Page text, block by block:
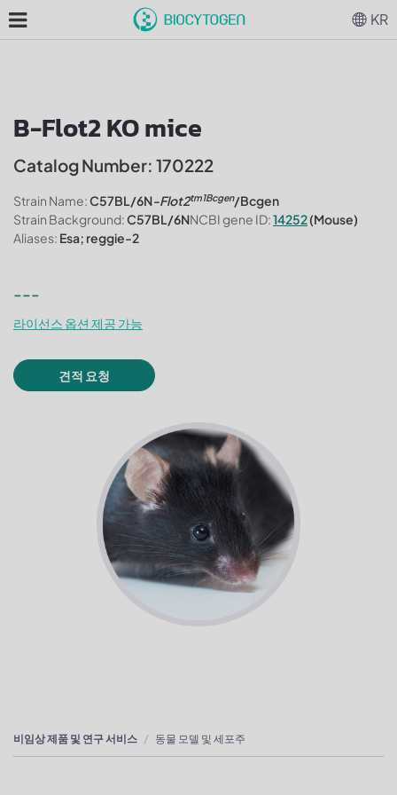
B-Flot2 KO mice
Catalog Number: 170222
Strain Name:C57BL/6N-Flot2tm1Bcgen/Bcgen
Strain Background:C57BL/6NNCBI gene ID:14252(Mouse)
Aliases: Esa; reggie-2
---
라이선스 옵션 제공 가능
견적 요청
비임상 제품 및 연구 서비스 동물 모델 및 세포주
KR